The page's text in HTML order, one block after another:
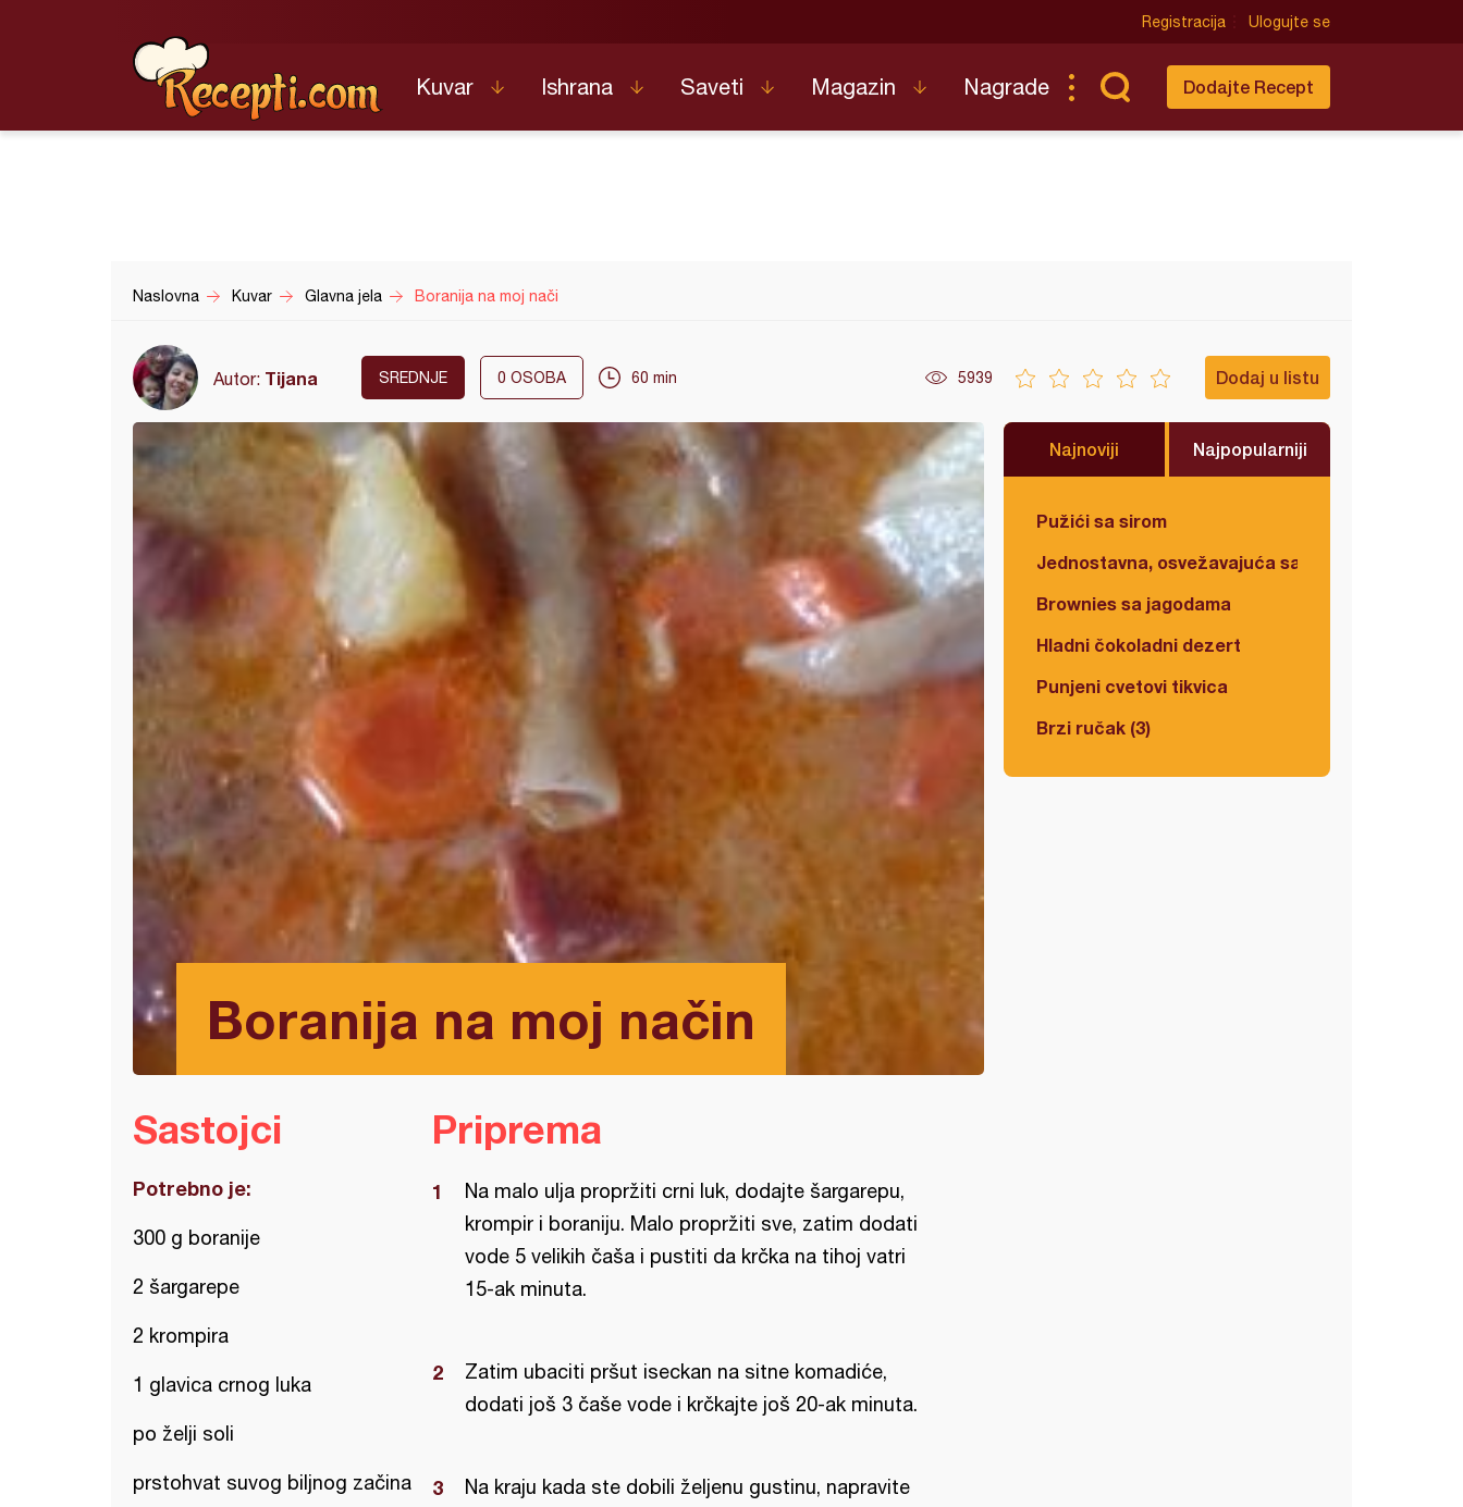
Registracija Ulogujte se
Kuvar Ishrana Saveti Magazin Nagrade Dodajte Recept
Naslovna Kuvar Glavna jela Boranija na moj nači
Autor: Tijana SREDNJE 0 OSOBA 60 min 5939 Dodaj u listu
Boranija na moj način
Najnoviji Najpopularniji
Pužići sa sirom
Jednostavna, osvežavajuća salata
Brownies sa jagodama
Hladni čokoladni dezert
Punjeni cvetovi tikvica
Brzi ručak (3)
Sastojci
Potrebno je:
300 g boranije
2 šargarepe
2 krompira
1 glavica crnog luka
po želji soli
prstohvat suvog biljnog začina
Priprema
Na malo ulja propržiti crni luk, dodajte šargarepu,
krompir i boraniju. Malo propržiti sve, zatim dodati
vode 5 velikih čaša i pustiti da krčka na tihoj vatri
15-ak minuta.
Zatim ubaciti pršut iseckan na sitne komadiće,
dodati još 3 čaše vode i krčkajte još 20-ak minuta.
Na kraju kada ste dobili željenu gustinu, napravite